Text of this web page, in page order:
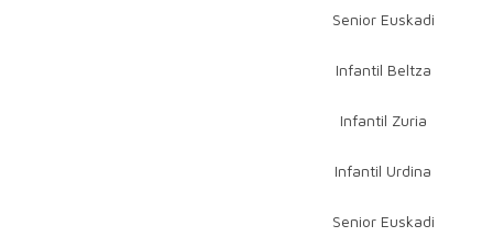
Senior Euskadi
Infantil Beltza
Infantil Zuria
Infantil Urdina
Senior Euskadi